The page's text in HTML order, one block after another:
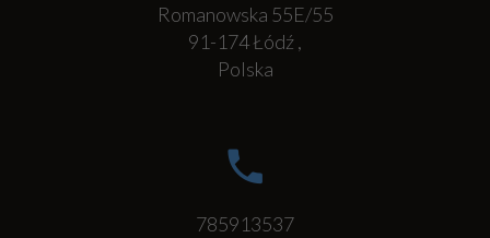
Romanowska 55E/55
91-174Łódź,
Polska
785913537